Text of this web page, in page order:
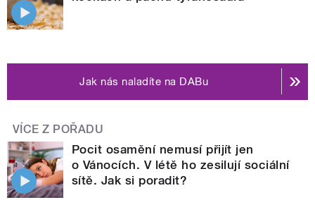
Jak nás naladíte na DABu
VÍCE Z POŘADU
Pocit osamění nemusí přijít jen
o Vánocích. V létě ho zesilují sociální
sítě. Jak si poradit?